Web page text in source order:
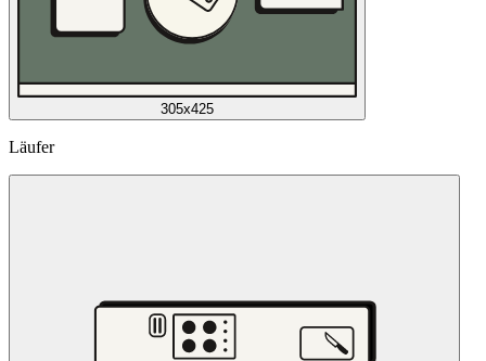
305x425
Läufer